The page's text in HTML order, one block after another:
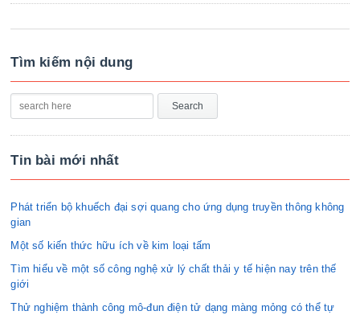
Tìm kiếm nội dung
Tin bài mới nhất
Phát triển bộ khuếch đại sợi quang cho ứng dụng truyền thông không
gian
Một số kiến thức hữu ích về kim loại tấm
Tìm hiểu về một số công nghệ xử lý chất thải y tế hiện nay trên thế
giới
Thử nghiệm thành công mô-đun điện tử dạng màng mỏng có thể tự